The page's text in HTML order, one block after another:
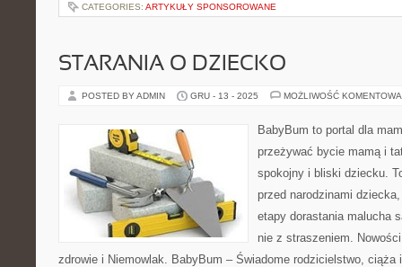
CATEGORIES: ARTYKUŁY SPONSOROWANE
STARANIA O DZIECKO
POSTED BY ADMIN GRU - 13 - 2025 MOŻLIWOŚĆ
BabyBum to portal dla
przeżywać bycie mamą i
spokojny i bliski dziecku.
przed narodzinami
etapy dorastania malucha
nie z straszeniem.
zdrowie i Niemowlak. BabyBum – Świadome rodzicielstwo, ciąża